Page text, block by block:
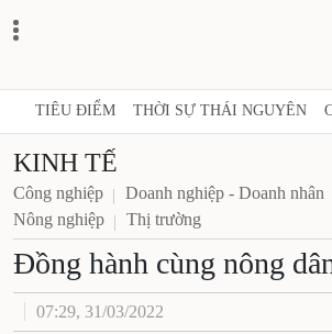
TIÊU ĐIỂM THỜI SỰ THÁI NGUYÊN
KINH TẾ
Công nghiệp Doanh nghiệp - Doanh nhân
Nông nghiệp
Thị trường
Đồng hành cùng nông
07:29, 31/03/2022